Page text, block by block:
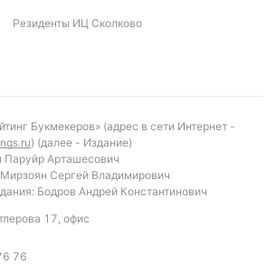
Резиденты ИЦ Сколково
Букмекеров» (адрес в сети Интернет -
) (далее - Издание)
Паруйр Арташесович
Сергей Владимирович
Бодров Андрей Константинович
17, офис
76